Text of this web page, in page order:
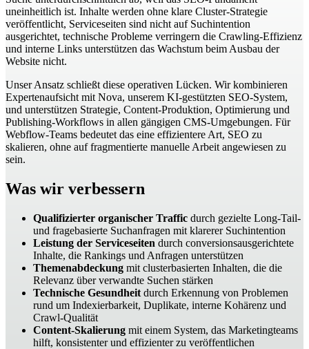
uneinheitlich ist. Inhalte werden ohne klare Cluster-Strategie
veröffentlicht, Serviceseiten sind nicht auf Suchintention
ausgerichtet, technische Probleme verringern die Crawling-Effizienz
und interne Links unterstützen das Wachstum beim Ausbau der
Website nicht.
Unser Ansatz schließt diese operativen Lücken. Wir kombinieren
Expertenaufsicht mit Nova, unserem KI-gestützten SEO-System,
und unterstützen Strategie, Content-Produktion, Optimierung und
Publishing-Workflows in allen gängigen CMS-Umgebungen. Für
Webflow-Teams bedeutet das eine effizientere Art, SEO zu
skalieren, ohne auf fragmentierte manuelle Arbeit angewiesen zu
sein.
Was wir verbessern
Qualifizierter organischer Traffic durch gezielte Long-Tail-
und fragebasierte Suchanfragen mit klarerer Suchintention
Leistung der Serviceseiten durch conversionsausgerichtete
Inhalte, die Rankings und Anfragen unterstützen
Themenabdeckung mit clusterbasierten Inhalten, die die
Relevanz über verwandte Suchen stärken
Technische Gesundheit durch Erkennung von Problemen
rund um Indexierbarkeit, Duplikate, interne Kohärenz und
Crawl-Qualität
Content-Skalierung mit einem System, das Marketingteams
hilft, konsistenter und effizienter zu veröffentlichen